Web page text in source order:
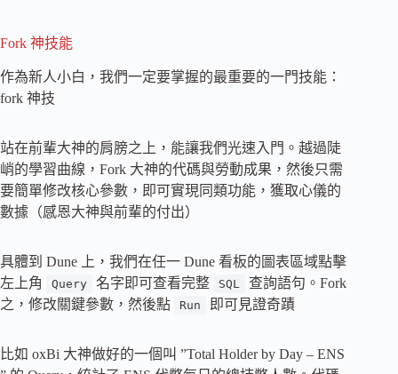
Fork 神技能
作為新人小白，我們一定要掌握的最重要的一門技能：
fork 神技
站在前輩大神的肩膀之上，能讓我們光速入門。越過陡
峭的學習曲線，Fork 大神的代碼與勞動成果，然後只需
要簡單修改核心參數，即可實現同類功能，獲取心儀的
數據（感恩大神與前輩的付出）
具體到 Dune 上，我們在任一 Dune 看板的圖表區域點擊
左上角
Query 名字即可查看完整 SQL
查詢語句。Fork
之，修改關鍵參數，然後點
Run 即可見證奇蹟
比如 oxBi 大神做好的一個叫 ”Total Holder by Day – ENS